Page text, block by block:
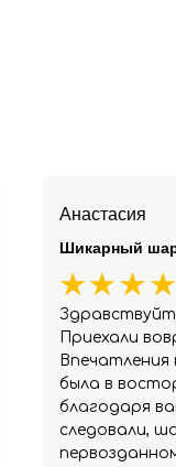
Анастасия
Приехали
Впечатления
была в
благодаря
следовали,
Шикарный